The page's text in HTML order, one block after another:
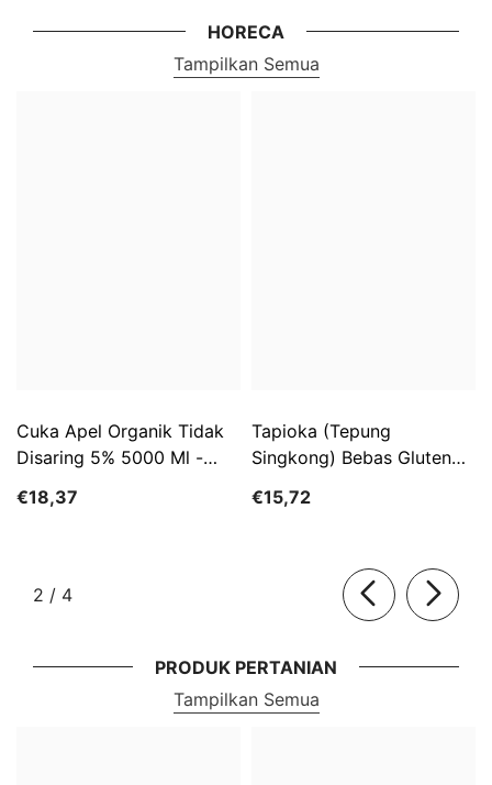
HORECA
Tampilkan Semua
Cuka Apel Organik Tidak
Disaring 5% 5000 Ml -
€18,37
Tapioka (Tepung
Singkong) Bebas Gluten
€15,72
2 / dari
4
PRODUK PERTANIAN
Tampilkan Semua